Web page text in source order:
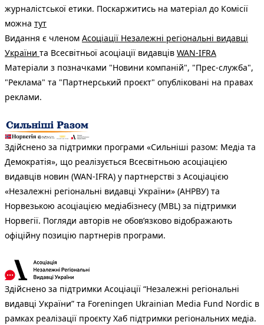
журналістської етики. Поскаржитись на матеріал до Комісії
можна тут
Видання є членом Асоціації Незалежні регіональні видавці
України та Всесвітньої асоціації видавців WAN-IFRA
Матеріали з позначками "Новини компаній", "Прес-служба",
"Реклама" та "Партнерський проєкт" опубліковані на правах
реклами.
Здійснено за підтримки програми «Сильніші разом: Медіа та
Демократія», що реалізується Всесвітньою асоціацією
видавців новин (WAN-IFRA) у партнерстві з Асоціацією
«Незалежні регіональні видавці України» (АНРВУ) та
Норвезькою асоціацією медіабізнесу (MBL) за підтримки
Норвегії. Погляди авторів не обов’язково відображають
офіційну позицію партнерів програми.
Здійснено за підтримки Асоціації “Незалежні регіональні
видавці України” та Foreningen Ukrainian Media Fund Nordic в
рамках реалізації проєкту Хаб підтримки регіональних медіа.